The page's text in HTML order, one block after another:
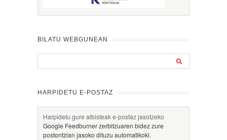
BILATU WEBGUNEAN
HARPIDETU E-POSTAZ
Harpidetu gure albisteak e-postaz jasotzeko
Google Feedburner zerbitzuaren bidez zure
postontzian jasoko dituzu automatikoki.